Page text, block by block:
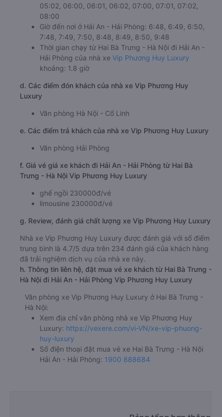
05:02, 06:00, 06:01, 06:02, 07:00, 07:01, 07:02,
08:00
Giờ đến nơi ở Hải An - Hải Phòng: 6:48, 6:49, 6:50,
7:48, 7:49, 7:50, 8:48, 8:49, 8:50, 9:48
Thời gian chạy từ Hai Bà Trưng - Hà Nội đi Hải An -
Hải Phòng của nhà xe Vip Phương Huy Luxury
khoảng: 1.8 giờ
d. Các điểm đón khách của nhà xe Vip Phương Huy
Luxury
Văn phòng Hà Nội - Cổ Linh
e. Các điểm trả khách của nhà xe Vip Phương Huy Luxury
Văn phòng Hải Phòng
f. Giá vé giá xe khách đi Hải An - Hải Phòng từ Hai Bà
Trưng - Hà Nội Vip Phương Huy Luxury
ghế ngồi 230000đ/vé
limousine 230000đ/vé
g. Review, đánh giá chất lượng xe Vip Phương Huy Luxury
Nhà xe Vip Phương Huy Luxury được đánh giá với số điểm
trung bình là 4.7/5 dựa trên 234 đánh giá của khách hàng
đã trải nghiệm dịch vụ của nhà xe này.
h. Thông tin liên hệ, đặt mua vé xe khách từ Hai Bà Trưng -
Hà Nội đi Hải An - Hải Phòng Vip Phương Huy Luxury
Văn phòng xe Vip Phương Huy Luxury ở Hai Bà Trưng -
Hà Nội:
Xem địa chỉ văn phòng nhà xe Vip Phương Huy
Luxury: https://vexere.com/vi-VN/xe-vip-phuong-
huy-luxury
Số điện thoại đặt mua vé xe Hai Bà Trưng - Hà Nội
Hải An - Hải Phòng: 1900 888684